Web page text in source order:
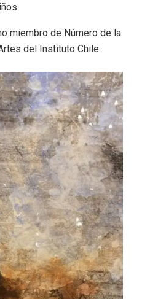
miembro de Número de la
del Instituto Chile.